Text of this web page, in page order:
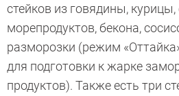
стейков из говядины,
морепродуктов, бекона,
разморозки (режим
для подготовки к жарке
продуктов). Также есть три